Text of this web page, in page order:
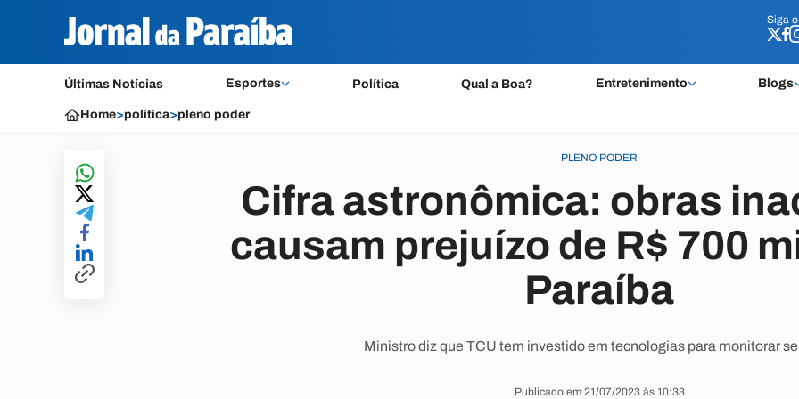
Siga o
Últimas Notícias Esportes Política Qual a Boa? Entretenimento Blogs
Siga o
Home>política>pleno poder
PLENO PODER
Cifra astronômica: obras
causam prejuízo de R$ 700
Paraíba
Ministro diz que TCU tem investido em tecnologias para monitorar
Publicado em 21/07/2023 às 10:33